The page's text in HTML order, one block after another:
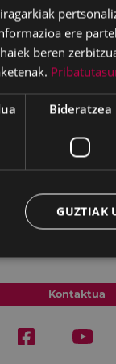
Kontaktua
ere
beren
Bideratzea
GUZTIAK